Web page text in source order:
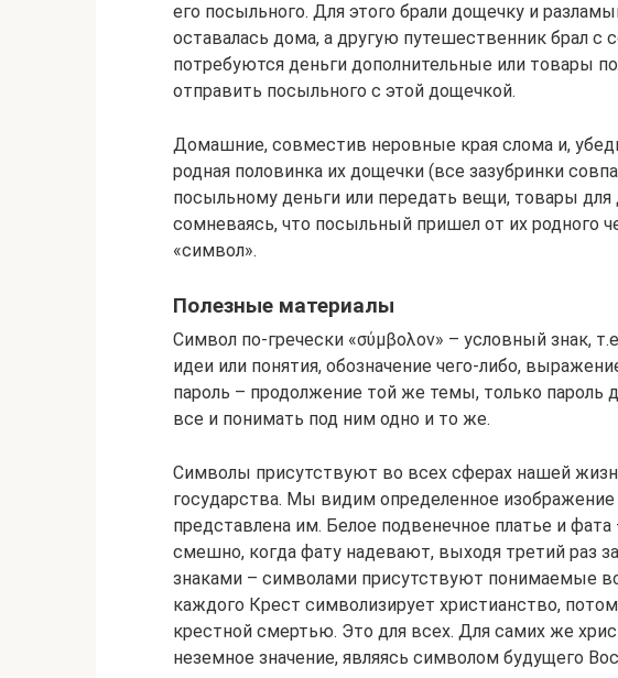
его посыльного. Для этого брали дощечку и
оставалась дома, а другую путешественник брал с
потребуются деньги дополнительные или товары
отправить посыльного с этой дощечкой.
Домашние, совместив неровные края слома и,
родная половинка их дощечки (все зазубринки
посыльному деньги или передать вещи, товары
сомневаясь, что посыльный пришел от их родного
«символ».
Полезные материалы
Символ по-гречески «σύμβολον» – условный знак,
идеи или понятия, обозначение чего-либо,
пароль – продолжение той же темы, только пароль
все и понимать под ним одно и то же.
Символы присутствуют во всех сферах нашей
государства. Мы видим определенное изображение
представлена им. Белое подвенечное платье и
смешно, когда фату надевают, выходя третий раз
знаками – символами присутствуют понимаемые
каждого Крест символизирует христианство,
крестной смертью. Это для всех. Для самих же
неземное значение, являясь символом будущего